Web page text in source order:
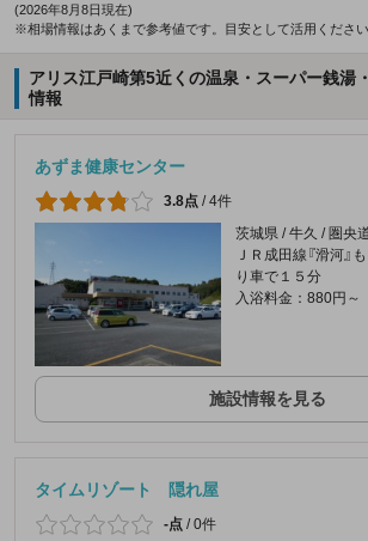
(2026年8月8日現在)
※相場情報はあくまで参考値です。目安として活用ください
アリス江戸崎第5近くの温泉・スーパー銭湯
情報
あずま健康センター
3.8点 /4件
茨城県 / 牛久 / 圏央
ＪＲ成田線『滑河』
り車で１５分
入浴料金：880円～
施設情報を見る
タイムリゾート 隠れ屋
-点 /0件